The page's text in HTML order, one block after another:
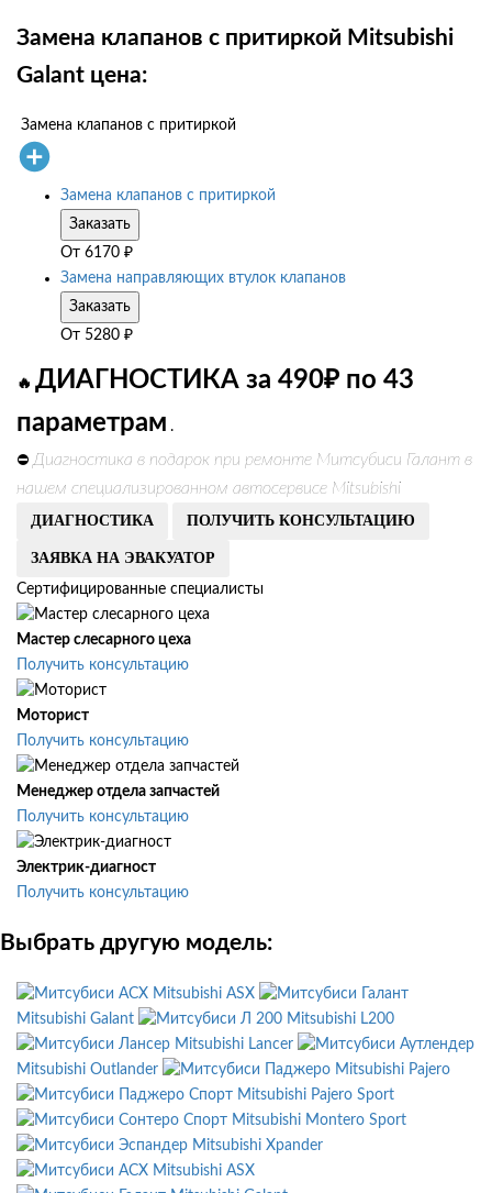
Замена клапанов с притиркой Mitsubishi
Galant цена:
Замена клапанов с притиркой
Замена клапанов с притиркой
Заказать
От 6170 ₽
Замена направляющих втулок клапанов
Заказать
От 5280 ₽
🔥 ДИАГНОСТИКА за 490₽ по 43
параметрам .
⛔ Диагностика в подарок при ремонте Митсубиси Галант в
нашем специализированном автосервисе Mitsubishi
ДИАГНОСТИКА ПОЛУЧИТЬ КОНСУЛЬТАЦИЮ
ЗАЯВКА НА ЭВАКУАТОР
Сертифицированные специалисты
Мастер слесарного цеха
Получить консультацию
Моторист
Получить консультацию
Менеджер отдела запчастей
Получить консультацию
Электрик-диагност
Получить консультацию
Выбрать другую модель:
Mitsubishi ASX
Mitsubishi Galant
Mitsubishi L200
Mitsubishi Lancer
Mitsubishi Outlander
Mitsubishi Pajero
Mitsubishi Pajero Sport
Mitsubishi Montero Sport
Mitsubishi Xpander
Mitsubishi ASX